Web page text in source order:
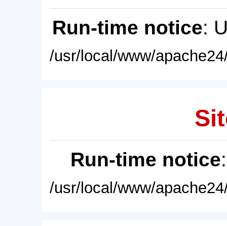
Run-time notice:
/usr/local/www/
Run-time notice
/usr/local/www/